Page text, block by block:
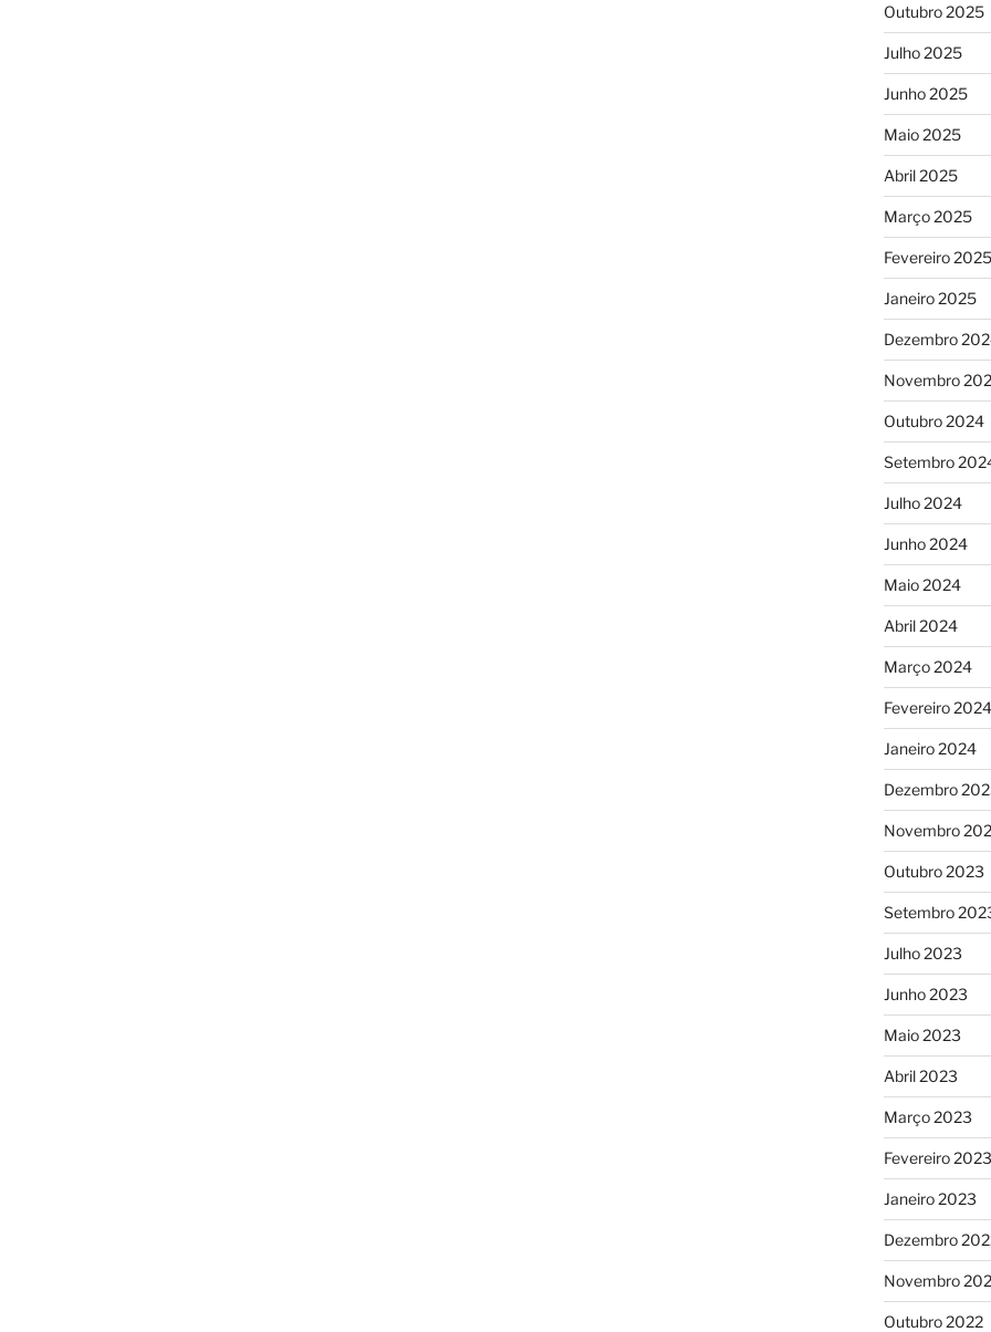
Outubro 2025
Julho 2025
Junho 2025
Maio 2025
Abril 2025
Março 2025
Fevereiro 2025
Janeiro 2025
Dezembro
Novembro
Outubro 2024
Setembro
Julho 2024
Junho 2024
Maio 2024
Abril 2024
Março 2024
Fevereiro 2024
Janeiro 2024
Dezembro
Novembro
Outubro 2023
Setembro
Julho 2023
Junho 2023
Maio 2023
Abril 2023
Março 2023
Fevereiro 2023
Janeiro 2023
Dezembro
Novembro
Outubro 2022